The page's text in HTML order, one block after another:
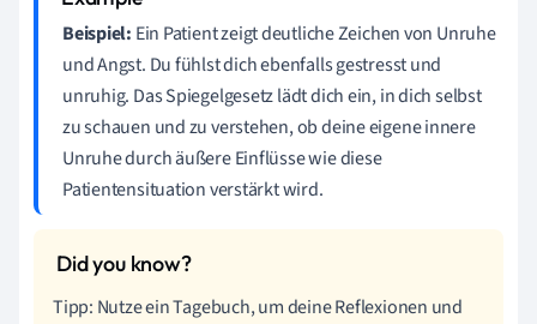
Beispiel: Ein Patient zeigt deutliche Zeichen von Unruhe
und Angst. Du fühlst dich ebenfalls gestresst und
unruhig. Das Spiegelgesetz lädt dich ein, in dich selbst
zu schauen und zu verstehen, ob deine eigene innere
Unruhe durch äußere Einflüsse wie diese
Patientensituation verstärkt wird.
Tipp: Nutze ein Tagebuch, um deine Reflexionen und